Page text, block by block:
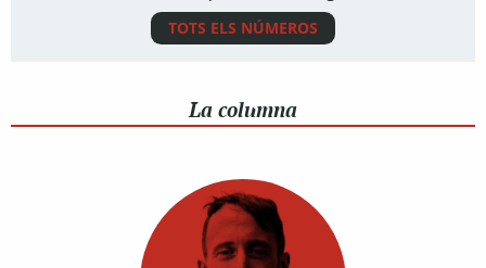
TOTS ELS NÚMEROS
La columna